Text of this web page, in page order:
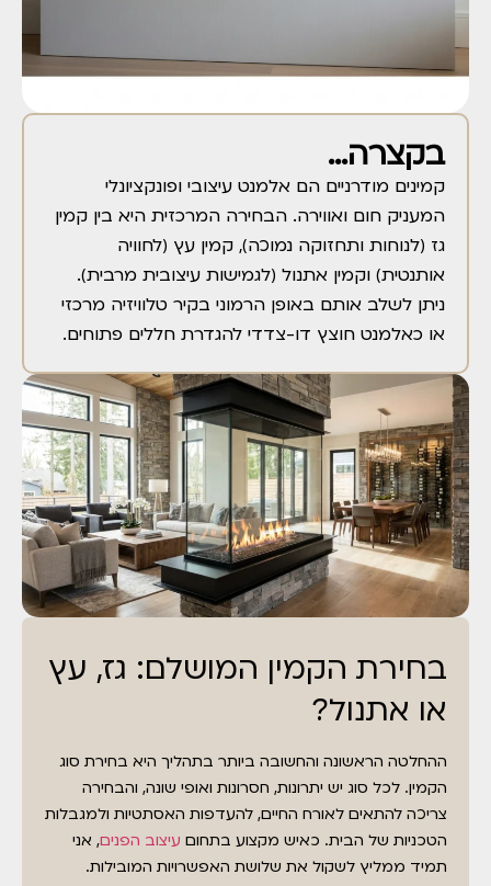
בקצרה...
קמינים מודרניים הם אלמנט עיצובי ופונקציונלי
המעניק חום ואווירה. הבחירה המרכזית היא בין קמין
גז (לנוחות ותחזוקה נמוכה), קמין עץ (לחוויה
אותנטית) וקמין אתנול (לגמישות עיצובית מרבית).
ניתן לשלב אותם באופן הרמוני בקיר טלוויזיה מרכזי
או כאלמנט חוצץ דו-צדדי להגדרת חללים פתוחים.
בחירת הקמין המושלם: גז, עץ
או אתנול?
ההחלטה הראשונה והחשובה ביותר בתהליך היא בחירת סוג
הקמין. לכל סוג יש יתרונות, חסרונות ואופי שונה, והבחירה
צריכה להתאים לאורח החיים, להעדפות האסתטיות ולמגבלות
הטכניות של הבית. כאיש מקצוע בתחום עיצוב הפנים, אני
תמיד ממליץ לשקול את שלושת האפשרויות המובילות.